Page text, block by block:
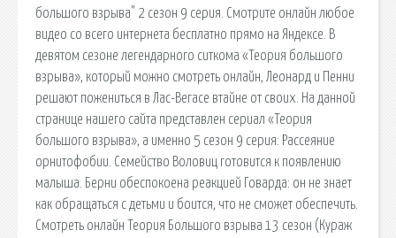
большого взрыва" 2 сезон 9 серия. Смотрите онлайн любое
видео со всего интернета бесплатно прямо на Яндексе. В
девятом сезоне легендарного ситкома «Теория большого
взрыва», который можно смотреть онлайн, Леонард и Пенни
решают пожениться в Лас-Вегасе втайне от своих. На данной
странице нашего сайта представлен сериал «Теория
большого взрыва», а именно 5 сезон 9 серия: Рассеяние
орнитофобии. Семейство Воловиц готовится к появлению
малыша. Берни обеспокоена реакцией Говарда: он не знает
как обращаться с детьми и боится, что не сможет обеспечить.
Смотреть онлайн Теория Большого взрыва 13 сезон (Кураж